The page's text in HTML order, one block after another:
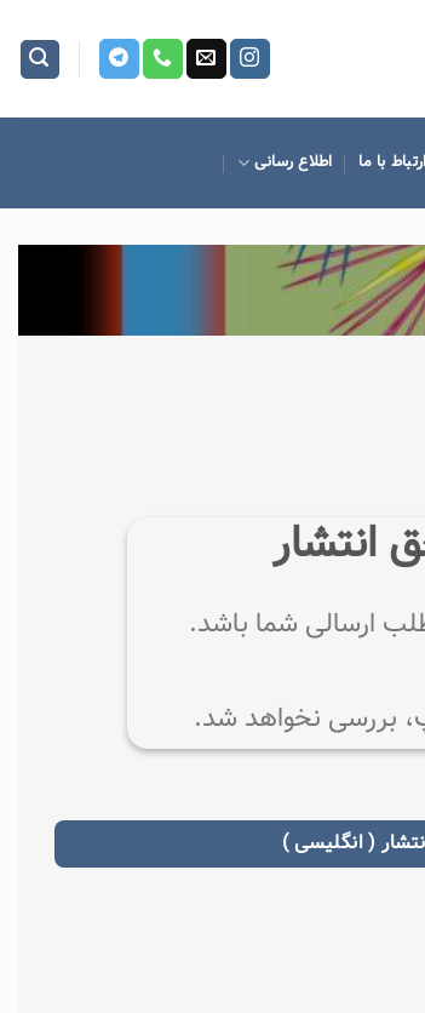
ارتباط با ما اطلاع رسانی
انتشار
ارسالی شما باشد.
بررسی نخواهد شد.
( انگلیسی )